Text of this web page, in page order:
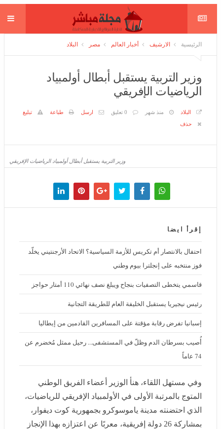
الرئيسية الارشيف أخبار العالم البلاد
وزير التربية يستقبل أبطال أولمبياد
الرياضيات الإفريقي
وزير التربية يستقبل أبطال أولمبياد الرياضيات الإفريقي
إقرأ ايضا
احتفال بالانتصار أم تكريس للأزمة السياسية؟ الاتحاد الأرجنتيني يخلّد فوز
منتخبه على إنجلترا بيوم وطني
قاسمي يتخطى التصفيات بنجاح ويبلغ نصف نهائي 110 أمتار حواجز
رئيس نيجيريا يستقبل الخليفة العام للطريقة التجانية
إسبانيا تفرض رقابة مؤقتة على المسافرين القادمين من إيطاليا
عاماً
وفي مستهل اللقاء، هنأ الوزير أعضاء الفريق الوطني المتوج
بالمرتبة الأولى في الأولمبياد الإفريقي للرياضيات، الذي
احتضنته مدينة ياموسوكرو بجمهورية كوت ديفوار، بمشاركة
26 دولة إفريقية، معربًا عن اعتزازه بهذا الإنجاز القاري غير